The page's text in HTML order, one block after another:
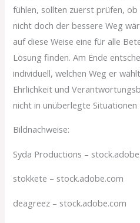
fühlen, sollten zuerst prüfen,
nicht doch der bessere Weg
auf diese Weise eine für alle
Lösung finden. Am Ende
individuell, welchen Weg er
Ehrlichkeit und
nicht in unüberlegte Situationen
Bildnachweise:
Syda Productions –
stokkete – stock.adobe.com
deagreez – stock.adobe.com